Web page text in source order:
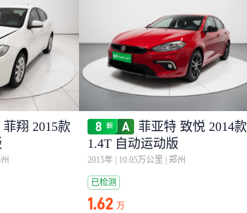
翔 2015款
菲亚特 致悦 2014款
1.4T 自动运动版
2015年 10.05万公里 郑州
已检测
1.62 万